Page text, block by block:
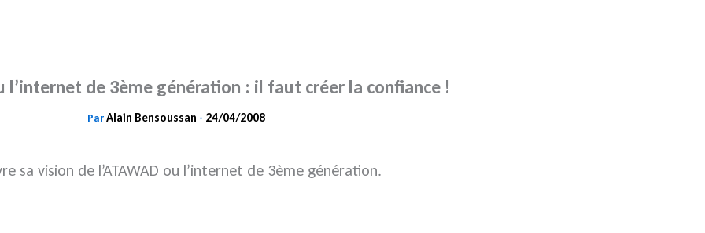
l’internet de 3ème génération : il faut créer la confiance !
ParAlain Bensoussan - 24/04/2008
sa vision de l’ATAWAD ou l’internet de 3ème génération.